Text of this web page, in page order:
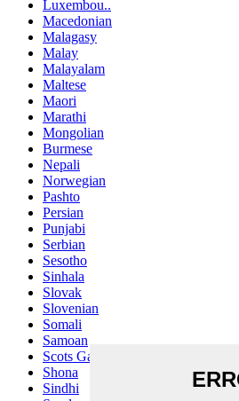
Luxembou..
Macedonian
Malagasy
Malay
Malayalam
Maltese
Maori
Marathi
Mongolian
Burmese
Nepali
Norwegian
Pashto
Persian
Punjabi
Serbian
Sesotho
Sinhala
Slovak
Slovenian
Somali
Samoan
Scots Gaelic
Shona
Sindhi